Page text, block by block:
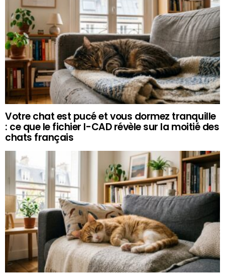
Votre chat est pucé et vous dormez tranquille
: ce que le fichier I-CAD révèle sur la moitié des
chats français